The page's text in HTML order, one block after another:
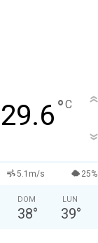
29.6°C
5.1m/s 25%
DOM
38°
LUN
39°